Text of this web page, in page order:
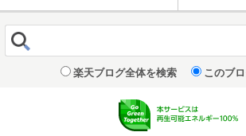
楽天ブログ全体を検索 このブ